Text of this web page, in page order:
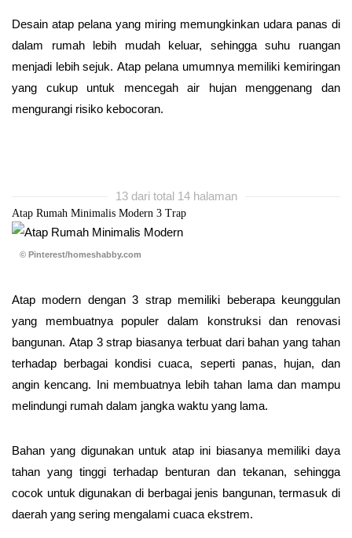
Desain atap pelana yang miring memungkinkan udara panas di
dalam rumah lebih mudah keluar, sehingga suhu ruangan
menjadi lebih sejuk. Atap pelana umumnya memiliki kemiringan
yang cukup untuk mencegah air hujan menggenang dan
mengurangi risiko kebocoran.
13 dari total 14 halaman
Atap Rumah Minimalis Modern 3 Trap
© Pinterest/homeshabby.com
Atap modern dengan 3 strap memiliki beberapa keunggulan
yang membuatnya populer dalam konstruksi dan renovasi
bangunan. Atap 3 strap biasanya terbuat dari bahan yang tahan
terhadap berbagai kondisi cuaca, seperti panas, hujan, dan
angin kencang. Ini membuatnya lebih tahan lama dan mampu
melindungi rumah dalam jangka waktu yang lama.
Bahan yang digunakan untuk atap ini biasanya memiliki daya
tahan yang tinggi terhadap benturan dan tekanan, sehingga
cocok untuk digunakan di berbagai jenis bangunan, termasuk di
daerah yang sering mengalami cuaca ekstrem.